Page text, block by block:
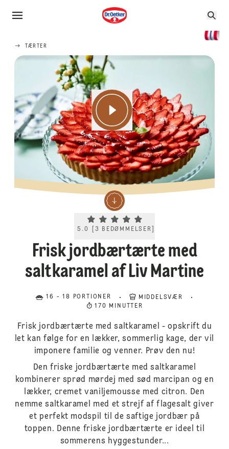
TÆRTER
Current rating 5.0. Click to rate.
5.0 3 BEDØMMELSER
Frisk jordbærtærte med
saltkaramel af Liv Martine
16 - 18 PORTIONER
MIDDELSVÆR
170 MINUTTER
Frisk jordbærtærte med saltkaramel - opskrift du
let kan følge for en lækker, sommerlig kage, der vil
imponere familie og venner. Prøv den nu!
Den friske jordbærtærte med saltkaramel
kombinerer sprød mørdej med sød marcipan og en
lækker, cremet vaniljemousse med citron. Den
nemme saltkaramel med et strejf af flagesalt giver
et perfekt modspil til de saftige jordbær på
toppen. Denne friske jordbærtærte er ideel til
sommerens hyggestunder...